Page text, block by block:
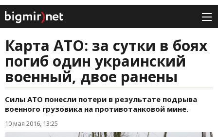
Карта АТО: за сутки в боях
погиб один украинский
военный, двое ранены
Силы АТО понесли потери в результате подрыва
военного грузовика на противотанковой мине.
10 мая 2016, 13:25